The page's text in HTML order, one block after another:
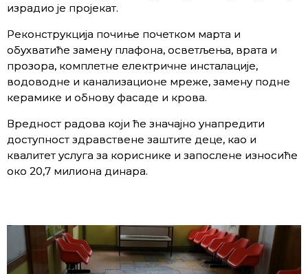
израдио је пројекат.
Реконструкција почиње почетком марта и
обухватиће замену плафона, осветљења, врата и
прозора, комплетне електричне инсталације,
водоводне и канализационе мреже, замену подне
керамике и обнову фасаде и крова.
Вредност радова који ће значајно унапредити
доступност здравствене заштите деце, као и
квалитет услуга за кориснике и запослене износиће
око 20,7 милиона динара.